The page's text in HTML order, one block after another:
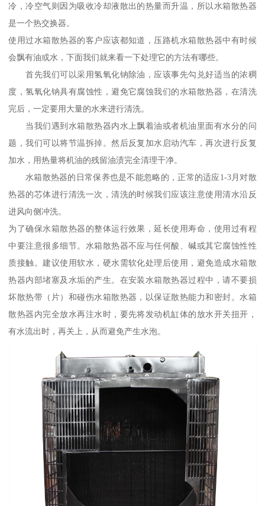
冷，冷空气则因为吸收冷却液散出的热量而升温，所以水箱散热器
是一个热交换器。
使用过水箱散热器的客户应该都知道，压路机水箱散热器中有时候
会飘有油或水，下面我们就来看一下处理它的方法有哪些。
首先我们可以采用氢氧化钠除油，应该事先勾兑好适当的浓稠
度，氢氧化钠具有腐蚀性，避免它腐蚀我们的水箱散热器，在清洗
完后，一定要用大量的水来进行清洗。
当我们遇到水箱散热器内水上飘着油或者机油里面有水分的问
题，我们可以将节温拆掉。然后反复加水启动汽车，再次进行反复
加水，用热量将机油的残留油渍完全清理干净。
水箱散热器的日常保养也是不能忽略的，正常的适应1-3月对散
热器的芯体进行清洗一次，清洗的时候我们应该注意使用清水沿反
进风向侧冲洗。
为了确保水箱散热器的整体运行效果，延长使用寿命，使用过有程
中要注意很多细节。水箱散热器不应与任何酸、碱或其它腐蚀性性
质接触。建议使用软水，硬水需软化处理后使用，避免造成水箱散
热器内部堵塞及水垢的产生。在安装水箱散热器过程中，请不要损
坏散热带（片）和碰伤水箱散热器，以保证散热能力和密封。水箱
散热器内完全放水再注水时，要先将发动机缸体的放水开关扭开，
有水流出时，再关上，从而避免产生水泡。